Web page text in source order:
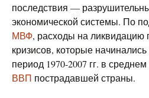
последствия —
экономической системы. По
МВФ, расходы на ликвидацию
кризисов, которые
период 1970-2007 гг. в
ВВП пострадавшей страны.